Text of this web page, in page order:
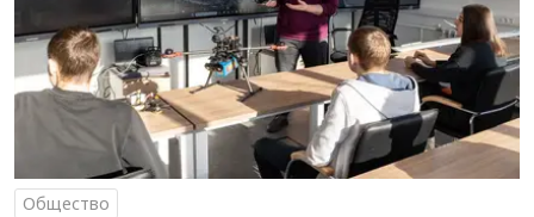
Общество